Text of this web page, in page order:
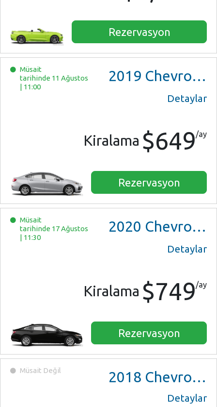
Rezervasyon
Müsait
tarihinde 11 Ağustos
| 11:00
2019 Chevrolet Cruze
Detaylar
Kiralama $649/ay
Rezervasyon
Müsait
tarihinde 17 Ağustos
| 11:30
2020 Chevrolet Malibu
Detaylar
Kiralama $749/ay
Rezervasyon
Müsait Değil 2018 Chevrolet Cruze
Detaylar